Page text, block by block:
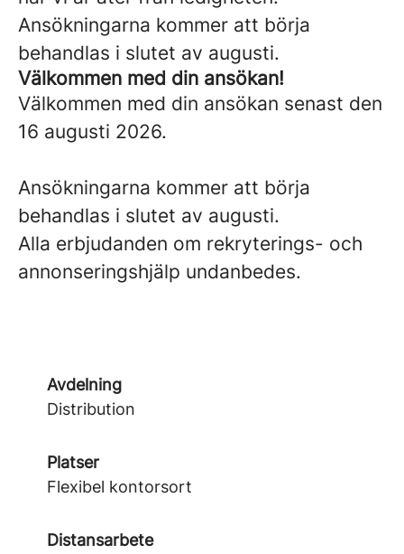
Ansökningarna kommer att börja
behandlas i slutet av augusti.
Välkommen med din ansökan!
Välkommen med din ansökan senast den
16 augusti 2026.
Ansökningarna kommer att börja
behandlas i slutet av augusti.
Alla erbjudanden om rekryterings- och
annonseringshjälp undanbedes.
Avdelning
Distribution
Platser
Flexibel kontorsort
Distansarbete